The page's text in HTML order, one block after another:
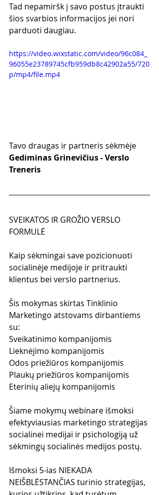
Tad nepamiršk į savo postus įtraukti
šios svarbios informacijos jei nori
parduoti daugiau.
https://video.wixstatic.com/video/96c084_
96055e23789745cfb959db8c42902a55/720
p/mp4/file.mp4
Tavo draugas ir partneris sėkmėje
Gediminas Grinevičius - Verslo
Treneris
SVEIKATOS IR GROŽIO VERSLO
FORMULĖ
Kaip sėkmingai save pozicionuoti
socialinėje medijoje ir pritraukti
klientus bei verslo partnerius.
Šis mokymas skirtas Tinklinio
Marketingo atstovams dirbantiems
su:
Sveikatinimo kompanijomis
Lieknėjimo kompanijomis
Odos priežiūros kompanijomis
Plaukų priežiūros kompanijomis
Eterinių aliejų kompanijomis
Šiame mokymų webinare išmoksi
efektyviausias marketingo strategijas
socialinei medijai ir psichologiją už
sėkmingų socialinės medijos postų.
Išmoksi 5-ias NIEKADA
NEIŠBLĖSTANČIAS turinio strategijas,